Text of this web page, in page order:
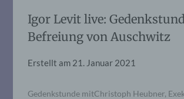
Igor Levit live:
Befreiung von Auschwitz
Erstellt am 21. Januar 2021
Gedenkstunde mitChristoph Heubner,